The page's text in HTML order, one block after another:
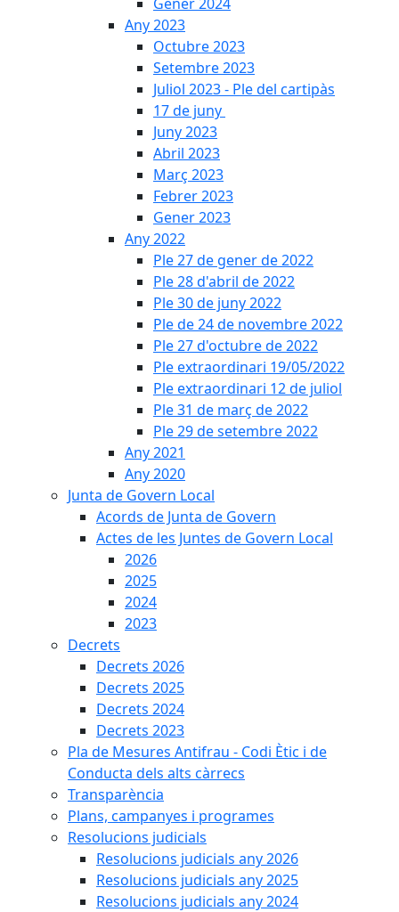
Any 2023
Octubre 2023
Setembre 2023
Juliol 2023 - Ple del cartipàs
17 de juny
Juny 2023
Abril 2023
Març 2023
Febrer 2023
Gener 2023
Any 2022
Ple 27 de gener de 2022
Ple 28 d'abril de 2022
Ple 30 de juny 2022
Ple de 24 de novembre 2022
Ple 27 d'octubre de 2022
Ple extraordinari 19/05/2022
Ple extraordinari 12 de juliol
Ple 31 de març de 2022
Ple 29 de setembre 2022
Any 2021
Any 2020
Junta de Govern Local
Acords de Junta de Govern
Actes de les Juntes de Govern Local
2026
2025
2024
2023
Decrets
Decrets 2026
Decrets 2025
Decrets 2024
Decrets 2023
Pla de Mesures Antifrau - Codi Ètic i de
Conducta dels alts càrrecs
Transparència
Plans, campanyes i programes
Resolucions judicials
Resolucions judicials any 2026
Resolucions judicials any 2025
Resolucions judicials any 2024